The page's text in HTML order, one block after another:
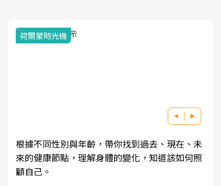
荷爾蒙時光機
根據不同性別與年齡，帶你找到過去、現在、未
來的健康節點，理解身體的變化，知道該如何照
顧自己。